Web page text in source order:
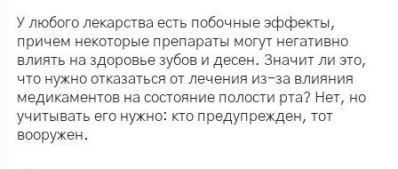
У любого лекарства есть побочные эффекты,
причем некоторые препараты могут негативно
влиять на здоровье зубов и десен. Значит ли это,
что нужно отказаться от лечения из-за влияния
медикаментов на состояние полости рта? Нет, но
учитывать его нужно: кто предупрежден, тот
вооружен.